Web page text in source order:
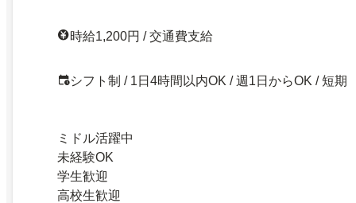
時給1,200円 / 交通費支給
シフト制 / 1日4時間以内OK / 週1日からOK / 短期
ミドル活躍中
未経験OK
学生歓迎
高校生歓迎